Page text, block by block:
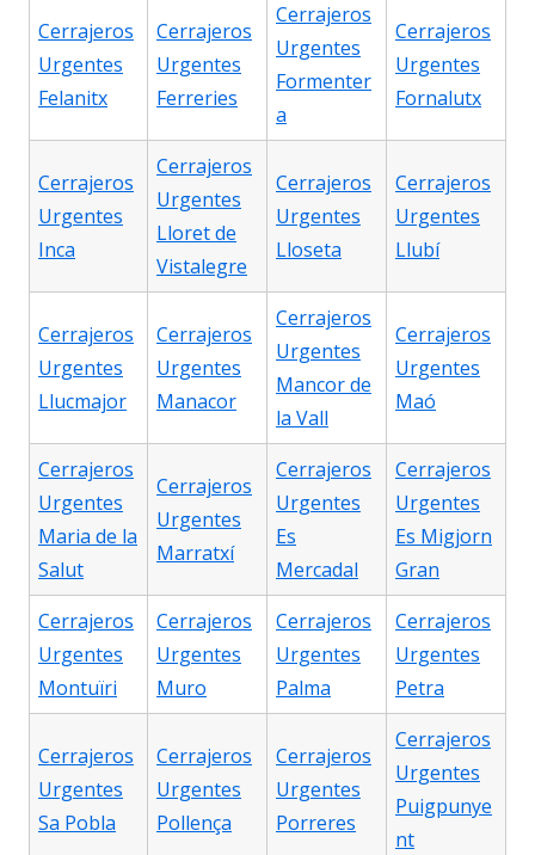
Cerrajeros
Urgentes
Felanitx
Cerrajeros
Urgentes
Ferreries
Cerrajeros
Urgentes
Formenter
a
Cerrajeros
Urgentes
Fornalutx
Cerrajeros
Urgentes
Inca
Cerrajeros
Urgentes
Lloret de
Vistalegre
Cerrajeros
Urgentes
Lloseta
Cerrajeros
Urgentes
Llubí
Cerrajeros
Urgentes
Llucmajor
Cerrajeros
Urgentes
Manacor
Cerrajeros
Urgentes
Mancor de
la Vall
Cerrajeros
Urgentes
Maó
Cerrajeros
Urgentes
Maria de la
Salut
Cerrajeros
Urgentes
Marratxí
Cerrajeros
Urgentes
Es
Mercadal
Cerrajeros
Urgentes
Es Migjorn
Gran
Cerrajeros
Urgentes
Montuïri
Cerrajeros
Urgentes
Muro
Cerrajeros
Urgentes
Palma
Cerrajeros
Urgentes
Petra
Cerrajeros
Urgentes
Sa Pobla
Cerrajeros
Urgentes
Pollença
Cerrajeros
Urgentes
Porreres
Cerrajeros
Urgentes
Puigpunye
nt